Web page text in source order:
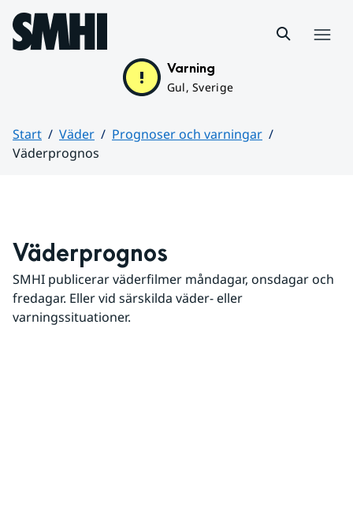
Hoppa till sidans innehåll
Varning
Gul, Sverige
Start Väder
Prognoser och varningar
Väderprognos
Väderprognos
SMHI publicerar väderfilmer måndagar, onsdagar och
fredagar. Eller vid särskilda väder- eller
varningssituationer.